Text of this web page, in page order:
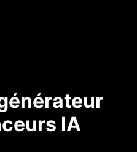
IA